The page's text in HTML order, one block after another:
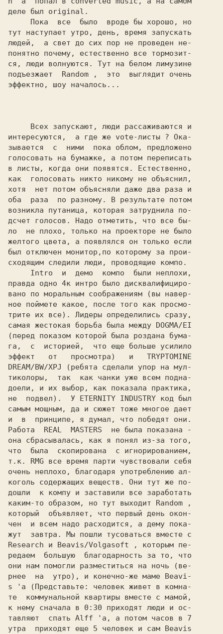
деле был original.
тут наступает утро, день, время запускать
людей,  а свет до сих пор не проведен не-
понятно почему, естественно все тормозит-
ся, люди волнуются. Тут на белом лимузине
подъезжает Random
,  это  выглядит очень
эффектно, шоу началось...
интересуются,  а где же vote-листы ? Ока-
зывается  с  ними  пока облом, предложено
голосовать на бумажке, а потом переписать
в листы, когда они появятся. Естественно,
как  голосовать никто никому не объяснил,
хотя  нет потом объясняли даже два раза и
оба  раза  по разному. В результате потом
возникла путаница, которая затруднила по-
дсчет голосов. Надо отметить, что все бы-
ло  не плохо, только на проекторе не было
желтого цвета, а появлялся он только если
был отключен монитор,по которому за прои-
сходящим следили люди, проводящие компо.
правда одно 4к интро было дисквалифициро-
вано по моральным соображениям (вы навер-
ное поймете какое, после того как просмо-
трите их все). Лидеры определились сразу,
самая жестокая борьба была между
(перед показом которой была роздана бума-
га,  с  историей,  что еще больше усилило
эффект   от   просмотра)   и TRYPTOMINE
DREAM/BW/XPJ
(ребята сделали упор на мул-
тиколоры,  так  как чанки уже всем подна-
доели, и их выбор, как показала практика,
не  подвел).  У ETERNITY INDUSTRY код был
самым мощным, да и сюжет тоже многое дает
и  в  принципе, я думал, что победят они.
Работа REAL  MASTERS не была показана -
она сбрасывалась, как я понял из-за того,
что  была  скопирована  с игнорированием,
т.к. RMG все время парти чувствовали себя
очень неплохо, благодаря употреблению ал-
коголь содержащих веществ. Они тут же по-
дошли  к компу и заставили все заработать
каким-то образом, но тут выходит Random
,
который  объявляет, что первый день окон-
чен  и всем надо расходится, а дему пока-
Research и Beavis/Volgasoft
, которым пе-
редаем  большую  благодарность за то, что
они нам помогли разместиться на ночь (ве-
рнее  на  утро), и конечно-же маме Beavi-
s
'a (Представьте: человек живет в комна-
те  коммунальной квартиры вместе с мамой,
к нему сначала в 0:30 приходят люди и ос-
тавляют  спать Alff
'a, а потом часов в 7
утра  приходят еще 5 человек и сам